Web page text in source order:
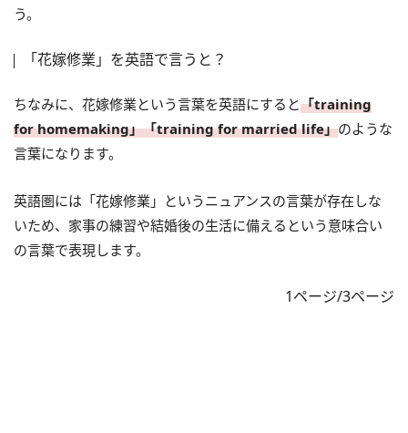
う。
「花嫁修業」を英語で言うと？
ちなみに、花嫁修業という言葉を英語にすると「training
for homemaking」「training for married life」のような
言葉になります。
英語圏には「花嫁修業」というニュアンスの言葉が存在しな
いため、家事の練習や結婚後の生活に備えるという意味合い
の言葉で表現します。
1ページ/3ページ